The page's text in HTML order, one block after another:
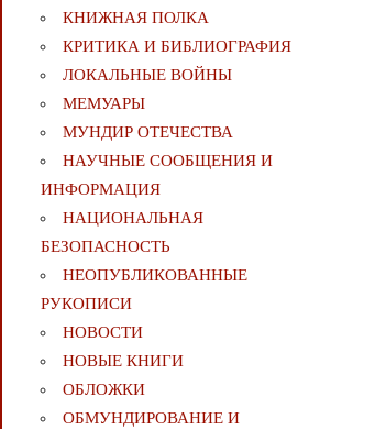
КНИЖНАЯ ПОЛКА
КРИТИКА И БИБЛИОГРАФИЯ
ЛОКАЛЬНЫЕ ВОЙНЫ
МЕМУАРЫ
МУНДИР ОТЕЧЕСТВА
НАУЧНЫЕ СООБЩЕНИЯ И
ИНФОРМАЦИЯ
НАЦИОНАЛЬНАЯ
БЕЗОПАСНОСТЬ
НЕОПУБЛИКОВАННЫЕ
РУКОПИСИ
НОВОСТИ
НОВЫЕ КНИГИ
ОБЛОЖКИ
ОБМУНДИРОВАНИЕ И